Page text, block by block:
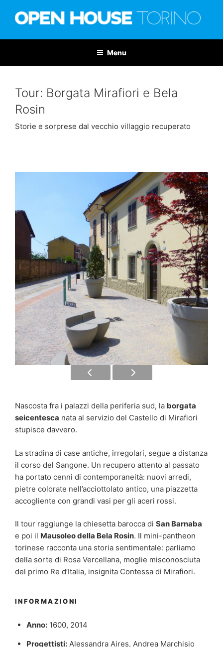
Menu
Tour: Borgata Mirafiori e Bela
Rosin
Storie e sorprese dal vecchio villaggio recuperato
Nascosta fra i palazzi della periferia sud, la borgata
seicentesca nata al servizio del Castello di Mirafiori
stupisce davvero.
La stradina di case antiche, irregolari, segue a distanza
il corso del Sangone. Un recupero attento al passato
ha portato cenni di contemporaneità: nuovi arredi,
pietre colorate nell’acciottolato antico, una piazzetta
accogliente con grandi vasi per gli aceri rossi.
Il tour raggiunge la chiesetta barocca di San Barnaba
e poi il Mausoleo della Bela Rosin. Il mini-pantheon
torinese racconta una storia sentimentale: parliamo
della sorte di Rosa Vercellana, moglie misconosciuta
del primo Re d’Italia, insignita Contessa di Mirafiori.
INFORMAZIONI
Anno:1600, 2014
Progettisti:Alessandra Aires, Andrea Marchisio